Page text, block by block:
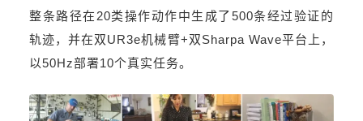
整条路径在20类操作动作中生成了500条经过验证的
轨迹，并在双UR3e机械臂+双Sharpa Wave平台上，
以50Hz部署10个真实任务。